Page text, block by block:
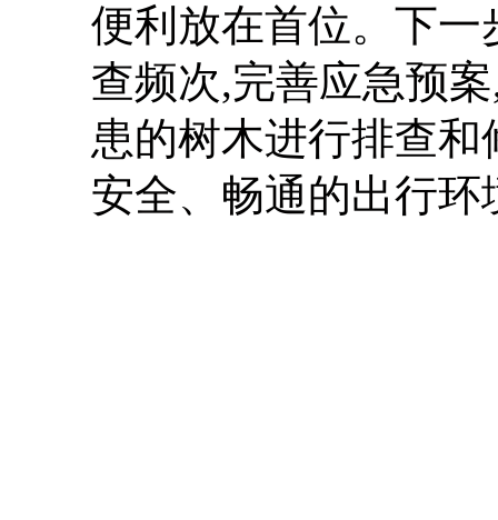
便利放在首位。下
查频次,完善应急预
患的树木进行排查
安全、畅通的出行环